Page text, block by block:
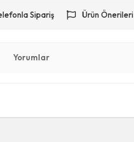
Sipariş Ürün Önerileri
Yorumlar